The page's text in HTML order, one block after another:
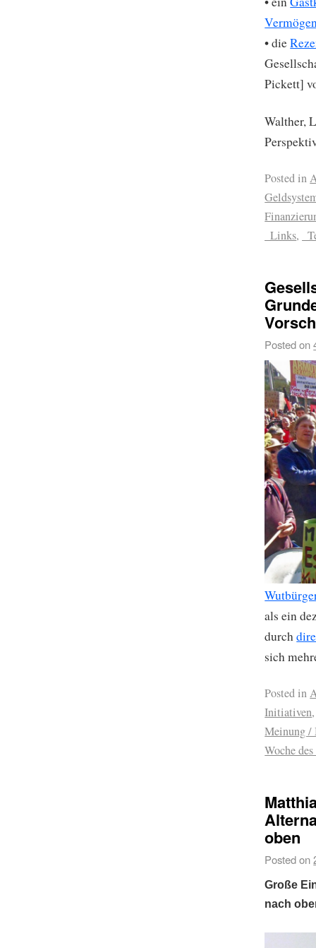
• die
Pickett]
Walther,
Posted in
_Links,
Posted on
als ein
durch
sich
Posted in
Initiativen
Meinung /
Woche
oben
Posted on
Große
nach